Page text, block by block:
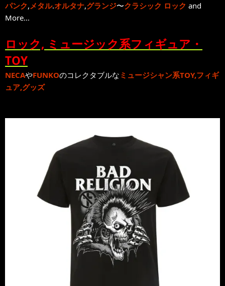
パンク, メタル.オルタナ,グランジ〜クラシック ロック and
More...
ロック, ミュージック系フィギュア・
TOY
NECAやFUNKOのコレクタブルな ミュージシャン系TOY,フィギ
ュア,グッズ